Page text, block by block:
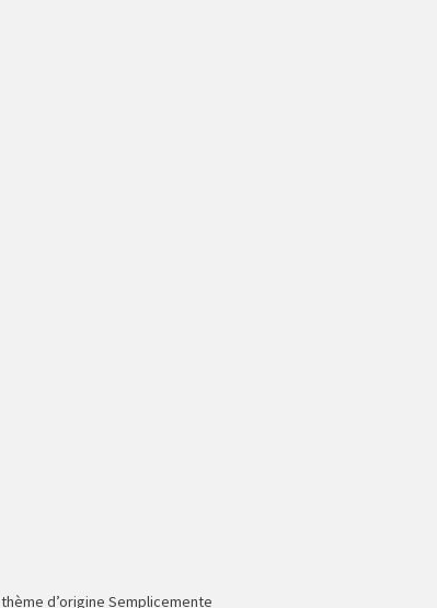
thème d’origine Semplicemente